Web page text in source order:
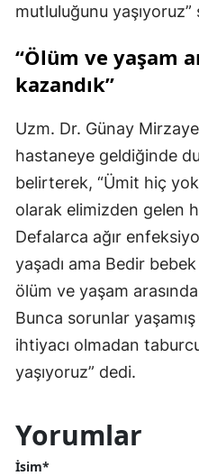
mutluluğunu
“Ölüm ve yaşam
kazandık”
Uzm. Dr. Günay
hastaneye geldiğinde
belirterek, “Ümit hiç
olarak elimizden gelen
Defalarca ağır
yaşadı ama Bedir
ölüm ve yaşam
Bunca sorunlar
ihtiyacı olmadan
yaşıyoruz” dedi.
Yorumlar
İsim*